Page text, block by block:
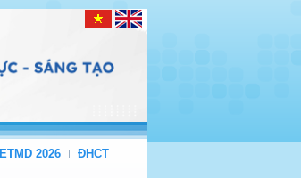
ETMD 2026 ĐHCT